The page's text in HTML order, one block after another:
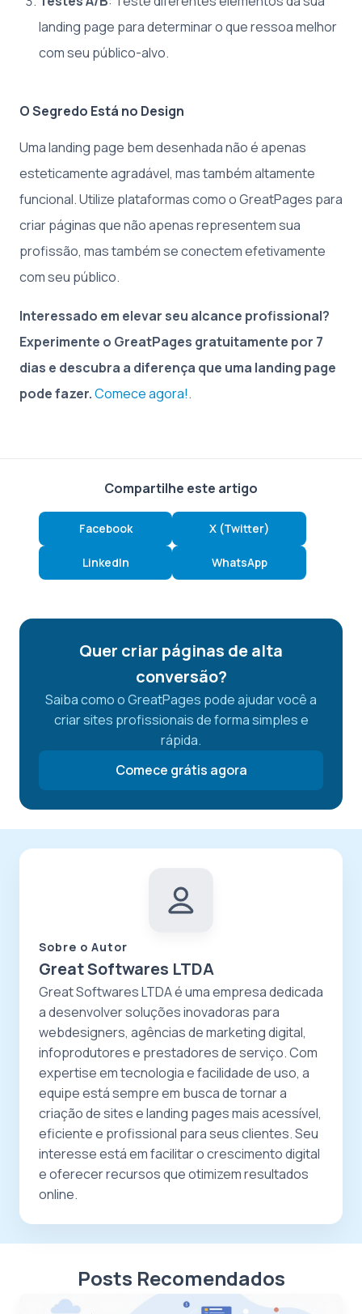
landing page para determinar o que ressoa melhor
com seu público-alvo.
O Segredo Está no Design
Uma landing page bem desenhada não é apenas
esteticamente agradável, mas também altamente
funcional. Utilize plataformas como o GreatPages para
criar páginas que não apenas representem sua
profissão, mas também se conectem efetivamente
com seu público.
Interessado em elevar seu alcance profissional?
Experimente o GreatPages gratuitamente por 7
dias e descubra a diferença que uma landing page
pode fazer.Comece agora!.
Compartilhe este artigo
Facebook X (Twitter)
LinkedIn WhatsApp
Quer criar páginas de alta
conversão?
Saiba como o GreatPages pode ajudar você a
criar sites profissionais de forma simples e
rápida.
Comece grátis agora
Sobre o Autor
Great Softwares LTDA
Great Softwares LTDA é uma empresa dedicada
a desenvolver soluções inovadoras para
webdesigners, agências de marketing digital,
infoprodutores e prestadores de serviço. Com
expertise em tecnologia e facilidade de uso, a
equipe está sempre em busca de tornar a
criação de sites e landing pages mais acessível,
eficiente e profissional para seus clientes. Seu
interesse está em facilitar o crescimento digital
e oferecer recursos que otimizem resultados
online.
Posts Recomendados